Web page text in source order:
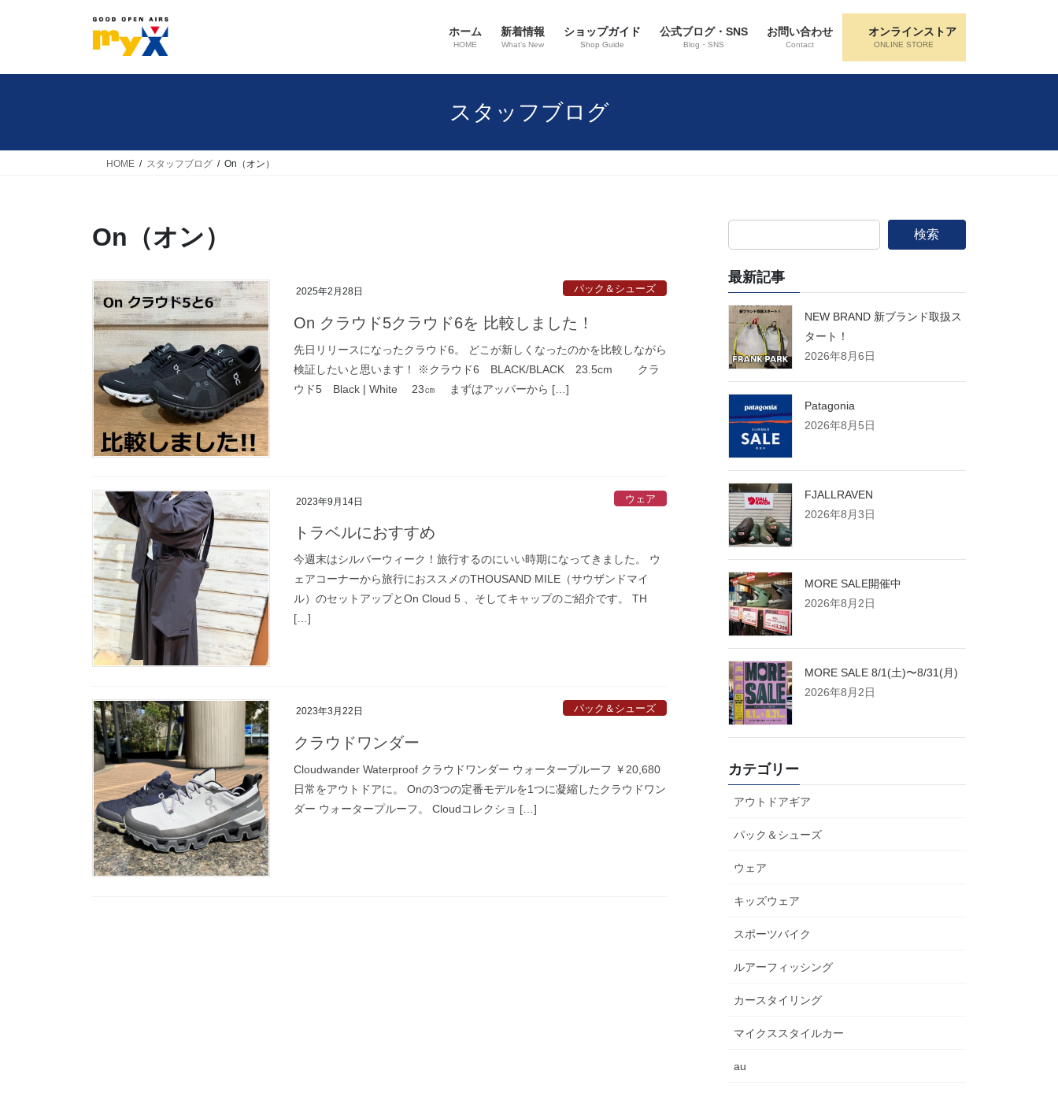
ン
ー
ホーム
HOME
新着情報
What’s New
ショップガイド
Shop Guide
公式ブログ・SNS
Blog・SNS
お問い合わせ
Contact
オンラインストア
ONLINE STORE
スタッフブログ
HOME スタッフブログ On（オン）
On（オン）
2025年2月28日 パック＆シューズ
On クラウド5クラウド6を 比較しました！
先日リリースになったクラウド6。 どこが新しくなったのかを比較しながら
検証したいと思います！ ※クラウド6 BLACK/BLACK 23.5cm クラ
ウド5 Black | White 23㎝ まずはアッパーから […]
2023年9月14日 ウェア
トラベルにおすすめ
今週末はシルバーウィーク！旅行するのにいい時期になってきました。 ウ
ェアコーナーから旅行におススメのTHOUSAND MILE（サウザンドマイ
ル）のセットアップとOn Cloud 5 、そしてキャップのご紹介です。 TH
[…]
2023年3月22日 パック＆シューズ
クラウドワンダー
Cloudwander Waterproof クラウドワンダー ウォータープルーフ ￥20,680
日常をアウトドアに。 Onの3つの定番モデルを1つに凝縮したクラウドワン
ダー ウォータープルーフ。 Cloudコレクショ […]
検索
最新記事
NEW BRAND 新ブランド取扱ス
タート！
2026年8月6日
Patagonia
2026年8月5日
FJALLRAVEN
2026年8月3日
MORE SALE開催中
2026年8月2日
MORE SALE 8/1(土)〜8/31(月)
2026年8月2日
カテゴリー
アウトドアギア
パック＆シューズ
ウェア
キッズウェア
スポーツバイク
ルアーフィッシング
カースタイリング
マイクススタイルカー
au